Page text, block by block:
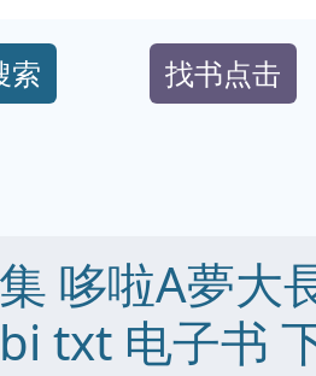
索 找书点击
哆啦A夢大
txt 电子书